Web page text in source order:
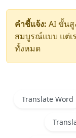
คำชี้แจ้ง: AI ขั้น
สมบูรณ์แบบ แต่
ทั้งหมด
Translate Word